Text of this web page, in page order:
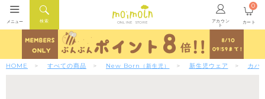
ONLINE STORE アカウン
ト
検索
メニュー カート
0
HOME すべての商品 New Born （新生児） 新生児ウェア カバ